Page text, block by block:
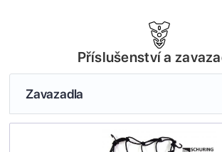
Příslušenství a
Zavazadla